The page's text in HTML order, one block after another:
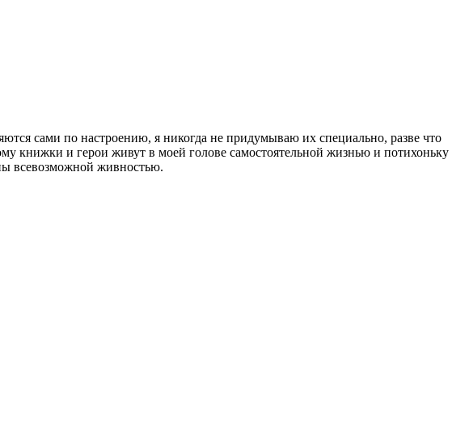
сами по настроению, я никогда не придумываю их специально, разве что
книжки и герои живут в моей голове самостоятельной жизнью и потихоньку
всевозможной живностью.